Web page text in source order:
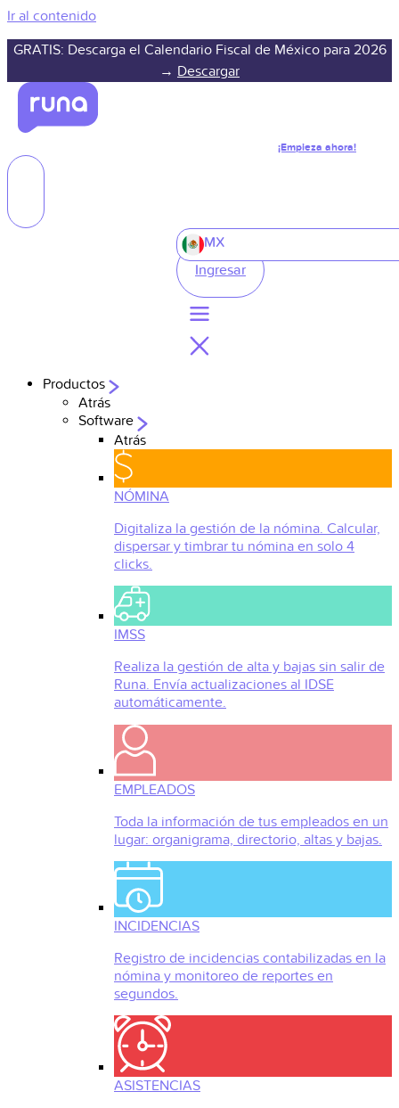
Ir al contenido
GRATIS: Descarga el Calendario Fiscal de México para 2026
→ Descargar
¡Empieza ahora!
MX
Ingresar
Productos
Atrás
Software
Atrás
NÓMINA
Digitaliza la gestión de la nómina. Calcular,
dispersar y timbrar tu nómina en solo 4
clicks.
IMSS
Realiza la gestión de alta y bajas sin salir de
Runa. Envía actualizaciones al IDSE
automáticamente.
EMPLEADOS
Toda la información de tus empleados en un
lugar: organigrama, directorio, altas y bajas.
INCIDENCIAS
Registro de incidencias contabilizadas en la
nómina y monitoreo de reportes en
segundos.
ASISTENCIAS